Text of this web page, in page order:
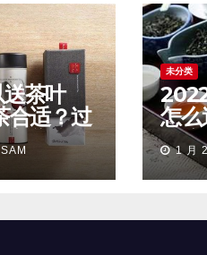
茶叶
合适？过
送？
SAM
未分类
怎么
什么
1 月